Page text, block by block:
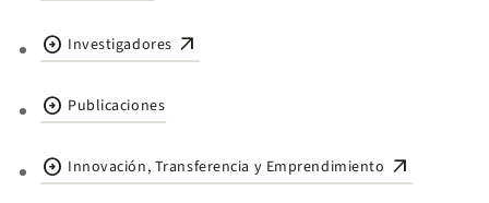
arrow_circle_right Investigadores arrow_outward
arrow_circle_right Publicaciones
arrow_circle_right Innovación, Transferencia y Emprendimiento arrow_outward